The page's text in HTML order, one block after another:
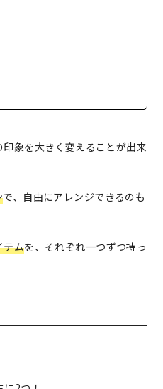
象を大きく変えることが出来
で、自由にアレンジできるのも
テムを、それぞれ一つずつ持っ